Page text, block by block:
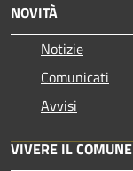
NOVITÀ
Notizie
Comunicati
Avvisi
VIVERE IL COMUNE